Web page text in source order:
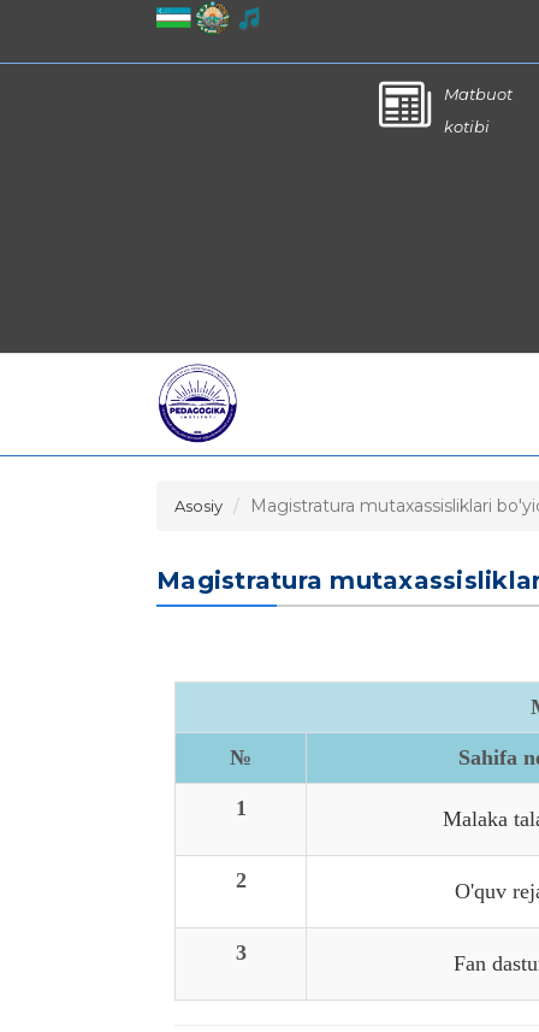
Matbuot
kotibi
Asosiy Magistratura mutaxassisliklari
Magistratura
№ Sahifa
1 Malaka
2 O'quv
3 Fan